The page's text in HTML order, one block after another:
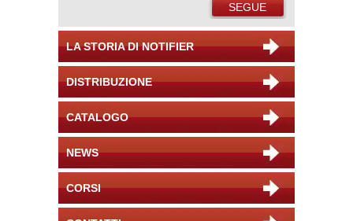
SEGUE
LA STORIA DI NOTIFIER
DISTRIBUZIONE
CATALOGO
NEWS
CORSI